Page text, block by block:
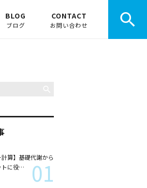
BLOG
ブログ
CONTACT
お問い合わせ
計算】基礎代謝から
トに役…
01